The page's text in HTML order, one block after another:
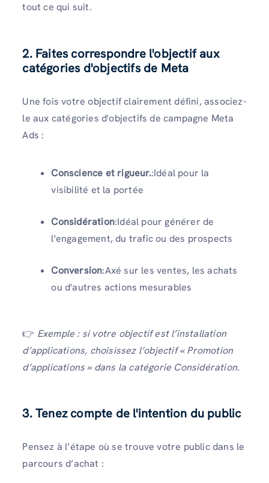
tout ce qui suit.
2. Faites correspondre l'objectif aux
catégories d'objectifs de Meta
Une fois votre objectif clairement défini, associez-
le aux catégories d'objectifs de campagne Meta
Ads :
Conscience et rigueur.:Idéal pour la
visibilité et la portée
Considération:Idéal pour générer de
l'engagement, du trafic ou des prospects
Conversion:Axé sur les ventes, les achats
ou d'autres actions mesurables
👉 Exemple : si votre objectif est l’installation
d’applications, choisissez l’objectif « Promotion
d’applications » dans la catégorie Considération.
3. Tenez compte de l'intention du public
Pensez à l’étape où se trouve votre public dans le
parcours d’achat :